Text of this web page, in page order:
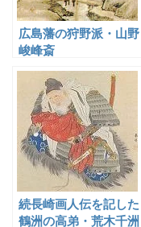
広島藩の狩野派・山野
峻峰斎
続長崎画人伝を記した
鶴洲の高弟・荒木千洲